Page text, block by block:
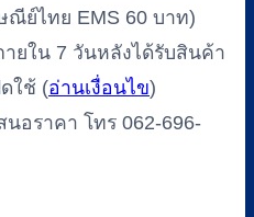
ณีย์ไทย EMS 60 บาท)
ยใน 7 วันหลังได้รับสินค้า
ใช้ (อ่านเงื่อนไข)
อราคา โทร 062-696-